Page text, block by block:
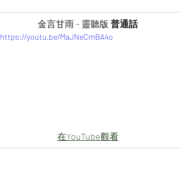
金言甘雨 - 靈聽版 普通話
https://youtu.be/MaJNeCmBA4o
在YouTube觀看